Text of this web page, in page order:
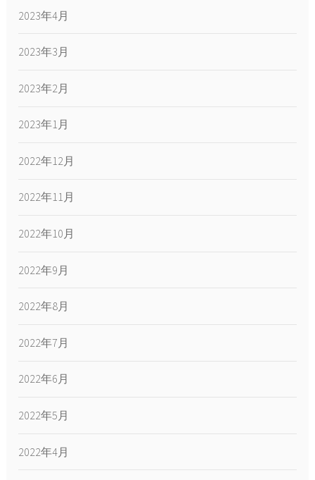
2023年4月
2023年3月
2023年2月
2023年1月
2022年12月
2022年11月
2022年10月
2022年9月
2022年8月
2022年7月
2022年6月
2022年5月
2022年4月